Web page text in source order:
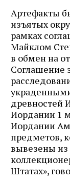
Артефакты
изъятых
рамках
Майклом
в обмен на
Соглашение
древностей
Иордании 1
Иордании
предметов,
вывезены
Штатах»,